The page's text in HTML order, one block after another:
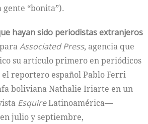
“bonita”).
hayan sido periodistas extranjeros
Associated Press, agencia que
su artículo primero en periódicos
el reportero español Pablo Ferri
boliviana Nathalie Iriarte en un
EsquireLatinoamérica—
julio y septiembre,